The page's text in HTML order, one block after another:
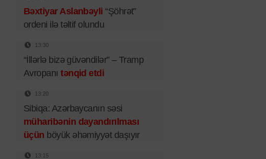
Bəxtiyar Aslanbəyli “Şöhrət”
ordeni ilə təltif olundu
13:30
“İllərlə bizə güvəndilər” – Tramp
Avropanıtənqid etdi
13:20
Sibiqa: Azərbaycanın səsi
müharibənin dayandırılması
üçün böyük əhəmiyyət daşıyır
13:15